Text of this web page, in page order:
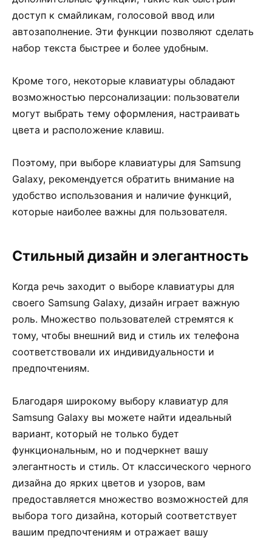
доступ к смайликам, голосовой ввод или
автозаполнение. Эти функции позволяют сделать
набор текста быстрее и более удобным.
Кроме того, некоторые клавиатуры обладают
возможностью персонализации: пользователи
могут выбрать тему оформления, настраивать
цвета и расположение клавиш.
Поэтому, при выборе клавиатуры для Samsung
Galaxy, рекомендуется обратить внимание на
удобство использования и наличие функций,
которые наиболее важны для пользователя.
Стильный дизайн и элегантность
Когда речь заходит о выборе клавиатуры для
своего Samsung Galaxy, дизайн играет важную
роль. Множество пользователей стремятся к
тому, чтобы внешний вид и стиль их телефона
соответствовали их индивидуальности и
предпочтениям.
Благодаря широкому выбору клавиатур для
Samsung Galaxy вы можете найти идеальный
вариант, который не только будет
функциональным, но и подчеркнет вашу
элегантность и стиль. От классического черного
дизайна до ярких цветов и узоров, вам
предоставляется множество возможностей для
выбора того дизайна, который соответствует
вашим предпочтениям и отражает вашу